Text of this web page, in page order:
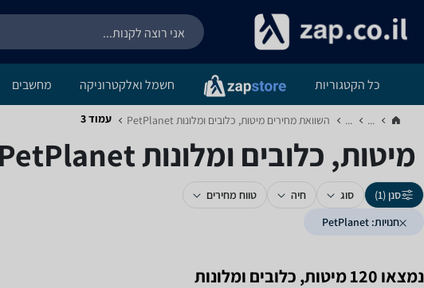
כל הקטגוריות חשמל ואלקטרוניקה מחשבים
...
... השוואת מחירים מיטות, כלובים ומלונות ‏PetPlanet‏ עמוד 3
מיטות, כלובים ומלונות ‏PetPlanet - עמוד 3
סנן (1) סוג חיה
טווח מחירים
חנויות: PetPlanet
נמצאו 120 מיטות, כלובים ומלונות